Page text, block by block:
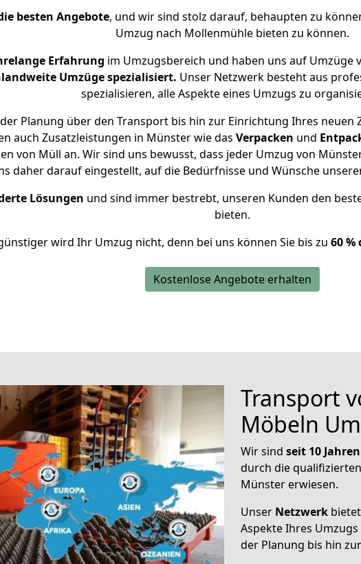
besten Angebote, und wir sind stolz darauf, behaupten zu
Umzug nach Mollenmühle bieten zu können.
Erfahrung im Umzugsbereich und haben uns auf
Umzüge spezialisiert. Unser Netzwerk besteht aus
spezialisieren, alle Aspekte eines Umzugs zu
Planung über den Transport bis hin zur Einrichtung Ihres neuen
auch Zusatzleistungen in Münster wie das Verpacken und
von Müll an. Wir sind uns bewusst, dass jeder Umzug von
daher darauf eingestellt, auf die Bedürfnisse und Wünsche
Lösungen und sind immer bestrebt, unseren Kunden den
bieten.
wird Ihr Umzug nicht, denn bei uns können Sie bis zu 60
Kostenlose Angebote erhalten
Transport
Möbeln
Wir sind seit 10
durch die
Münster erwiesen.
Unser Netzwerk
Aspekte Ihres
der Planung bis hin